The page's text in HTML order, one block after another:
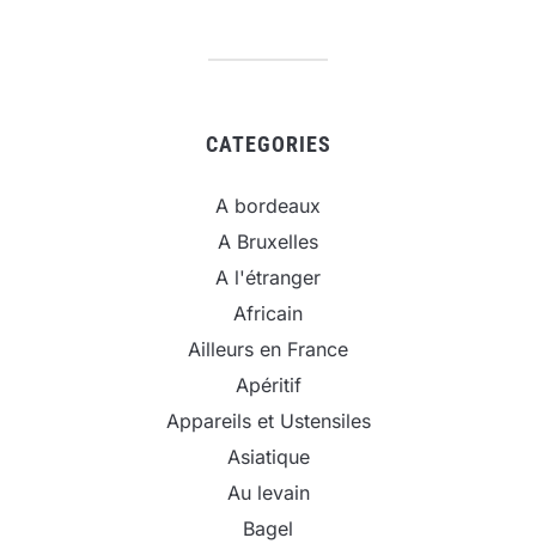
CATEGORIES
A bordeaux
A Bruxelles
A l'étranger
Africain
Ailleurs en France
Apéritif
Appareils et Ustensiles
Asiatique
Au levain
Bagel